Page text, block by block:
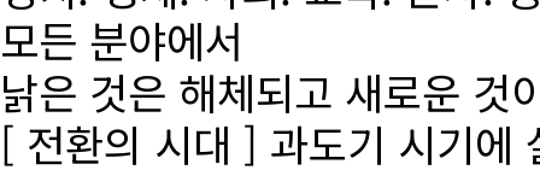
모든 분야에서
낡은 것은 해체되고 새로운 것
[ 전환의 시대 ] 과도기 시기에